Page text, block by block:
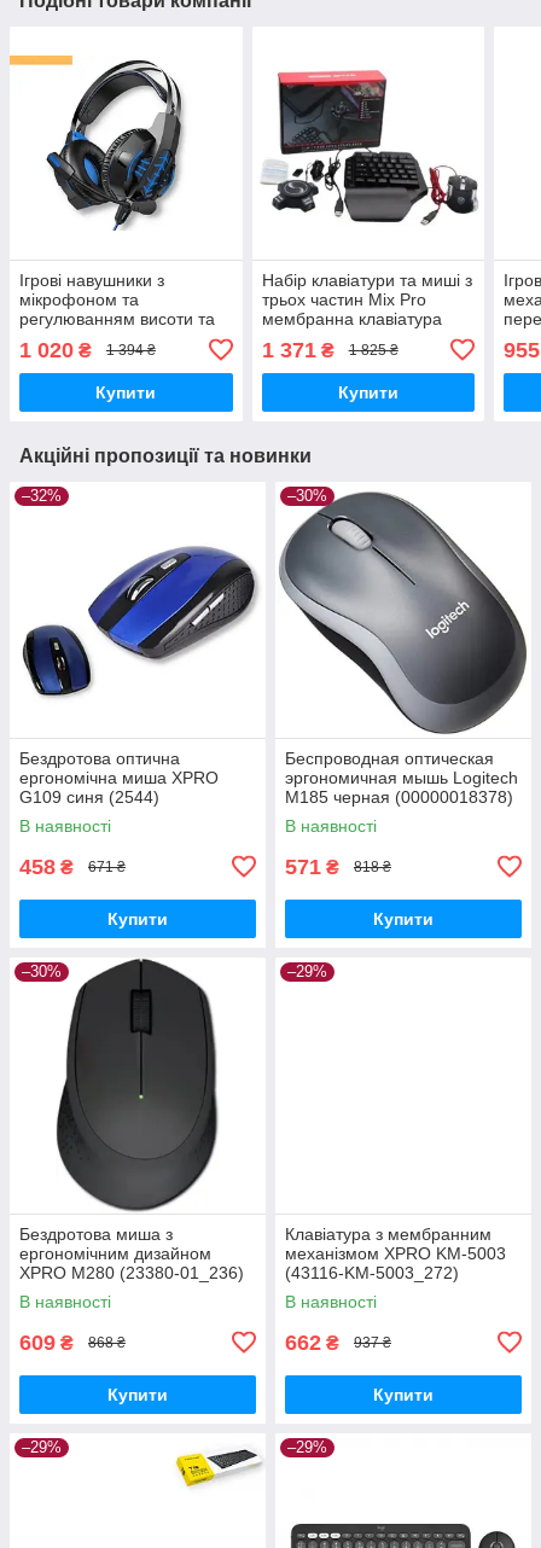
Ігрові навушники з
мікрофоном та
регулюванням висоти та
LED RGB підсвічуванням
XPRO W102 Cool чорні
(23715-01_506)
1 020 ₴ 1 394 ₴
Купити
Набір клавіатури та миші з
трьох частин Mix Pro
мембранна клавіатура
підсвічування чорний (Mix
Pro_935)
1 371₴ 1 825 ₴
Купити
955
Акційні пропозиції та новинки
–32%
Бездротова оптична
ергономічна миша XPRO
G109 синя (2544)
В наявності
458 ₴ 671 ₴
Купити
–30%
Беспроводная оптическая
эргономичная мышь Logitech
M185 черная (00000018378)
В наявності
571 ₴ 818 ₴
Купити
–30%
Бездротова миша з
ергономічним дизайном
XPRO M280 (23380-01_236)
В наявності
609 ₴ 868 ₴
Купити
–29%
Клавіатура з мембранним
механізмом XPRO KM-5003
(43116-KM-5003_272)
В наявності
662 ₴ 937 ₴
Купити
–29% –29%